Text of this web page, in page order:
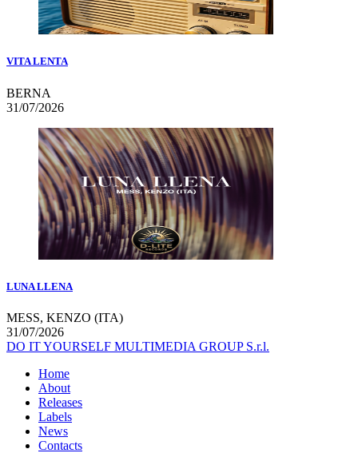
VITA LENTA
BERNA
31/07/2026
LUNA LLENA
MESS, KENZO (ITA)
31/07/2026
DO IT YOURSELF MULTIMEDIA GROUP S.r.l.
Home
About
Releases
Labels
News
Contacts